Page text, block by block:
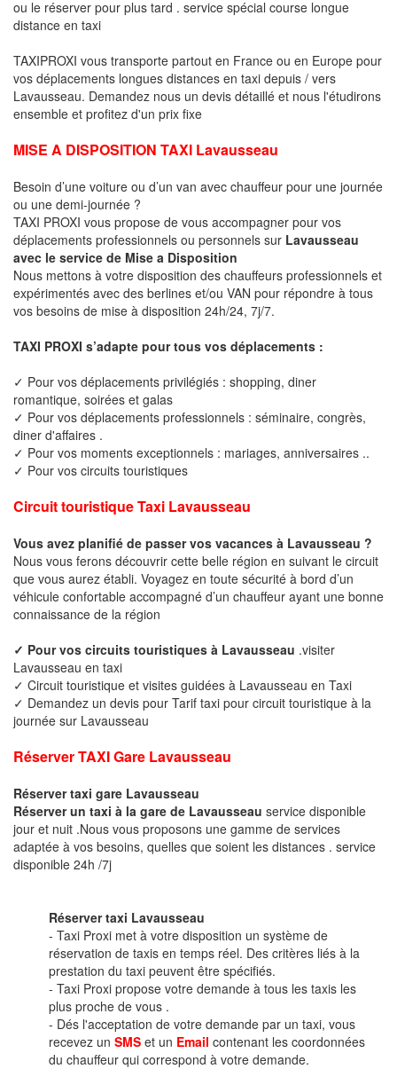
ou le réserver pour plus tard . service spécial course longue
distance en taxi
TAXIPROXI vous transporte partout en France ou en Europe pour
vos déplacements longues distances en taxi depuis / vers
Lavausseau. Demandez nous un devis détaillé et nous l'étudirons
ensemble et profitez d'un prix fixe
MISE A DISPOSITION TAXI Lavausseau
Besoin d’une voiture ou d’un van avec chauffeur pour une journée
ou une demi-journée ?
TAXI PROXI vous propose de vous accompagner pour vos
déplacements professionnels ou personnels sur Lavausseau
avec le service de Mise a Disposition
Nous mettons à votre disposition des chauffeurs professionnels et
expérimentés avec des berlines et/ou VAN pour répondre à tous
vos besoins de mise à disposition 24h/24, 7j/7.
TAXI PROXI s’adapte pour tous vos déplacements :
✓ Pour vos déplacements privilégiés : shopping, diner
romantique, soirées et galas
✓ Pour vos déplacements professionnels : séminaire, congrès,
diner d'affaires .
✓ Pour vos moments exceptionnels : mariages, anniversaires ..
✓ Pour vos circuits touristiques
Circuit touristique Taxi Lavausseau
Vous avez planifié de passer vos vacances à Lavausseau ?
Nous vous ferons découvrir cette belle région en suivant le circuit
que vous aurez établi. Voyagez en toute sécurité à bord d’un
véhicule confortable accompagné d’un chauffeur ayant une bonne
connaissance de la région
✓ Pour vos circuits touristiques à Lavausseau .visiter
Lavausseau en taxi
✓ Circuit touristique et visites guidées à Lavausseau en Taxi
✓ Demandez un devis pour Tarif taxi pour circuit touristique à la
journée sur Lavausseau
Réserver TAXI Gare Lavausseau
Réserver taxi gare Lavausseau
Réserver un taxi à la gare de Lavausseau service disponible
jour et nuit .Nous vous proposons une gamme de services
adaptée à vos besoins, quelles que soient les distances . service
disponible 24h /7j
Réserver taxi Lavausseau
- Taxi Proxi met à votre disposition un système de
réservation de taxis en temps réel. Des critères liés à la
prestation du taxi peuvent être spécifiés.
- Taxi Proxi propose votre demande à tous les taxis les
plus proche de vous .
- Dés l'acceptation de votre demande par un taxi, vous
recevez un SMS et un Email contenant les coordonnées
du chauffeur qui correspond à votre demande.